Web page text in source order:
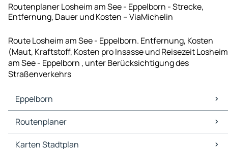
Routenplaner Losheim am See - Eppelborn - Strecke,
Entfernung, Dauer und Kosten – ViaMichelin
Route Losheim am See - Eppelborn. Entfernung, Kosten
(Maut, Kraftstoff, Kosten pro Insasse und Reisezeit Losheim
am See - Eppelborn , unter Berücksichtigung des
Straßenverkehrs
Eppelborn
Eppelborn Karten Stadtplan
Eppelborn Verkehr
Eppelborn Hotels
Routenplaner
Routenplaner Eppelborn - Saarbrücken
Karten Stadtplan